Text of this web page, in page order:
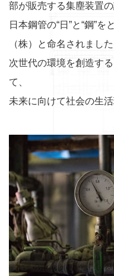
部が販売する集塵装置
日本鋼管の“日”と“鋼”
（株）と命名されました
次世代の環境を創造す
て、
未来に向けて社会の生